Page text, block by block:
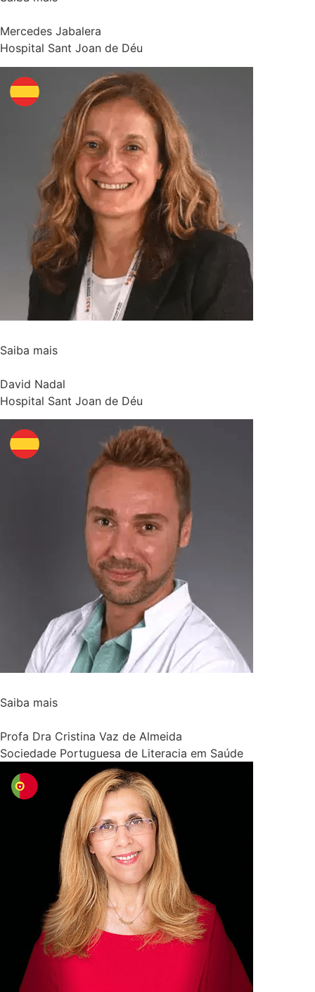
Mercedes Jabalera
Hospital Sant Joan de Déu
Saiba mais
David Nadal
Hospital Sant Joan de Déu
Saiba mais
Profa Dra Cristina Vaz de Almeida
Sociedade Portuguesa de Literacia em Saúde